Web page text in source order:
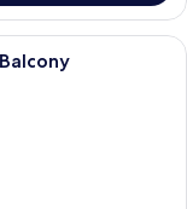
Hotelzimmer mit